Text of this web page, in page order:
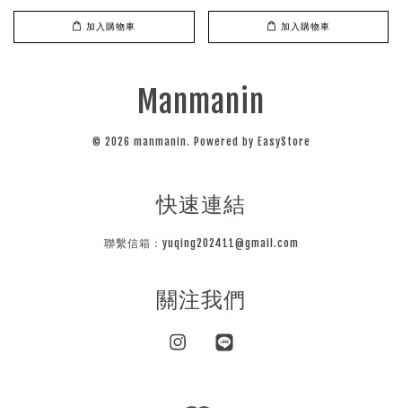
加入購物車 加入購物車
Manmanin
© 2026 manmanin. Powered by EasyStore
快速連結
聯繫信箱：yuqing202411@gmail.com
關注我們
Instagram